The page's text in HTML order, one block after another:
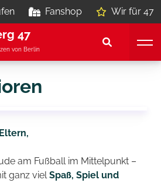
Fanshop Wir für 47
47
von Berlin
am Fußball im Mittelpunkt –
ganz vielSpaß, Spiel und